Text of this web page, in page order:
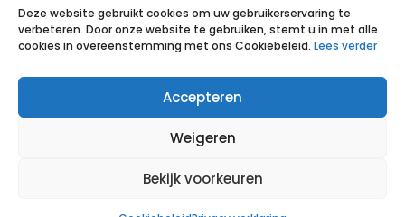
Deze website gebruikt cookies om uw gebruikerservaring te
verbeteren. Door onze website te gebruiken, stemt u in met alle
cookies in overeenstemming met ons Cookiebeleid. Lees verder
Accepteren
Weigeren
Bekijk voorkeuren
Opdrachten
Werkwijze